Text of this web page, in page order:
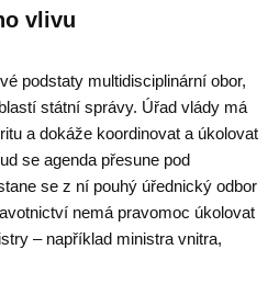
vlivu
podstaty multidisciplinární obor,
státní správy. Úřad vlády má
a dokáže koordinovat a úkolovat
se agenda přesune pod
se z ní pouhý úřednický odbor
nemá pravomoc úkolovat
– například ministra vnitra,